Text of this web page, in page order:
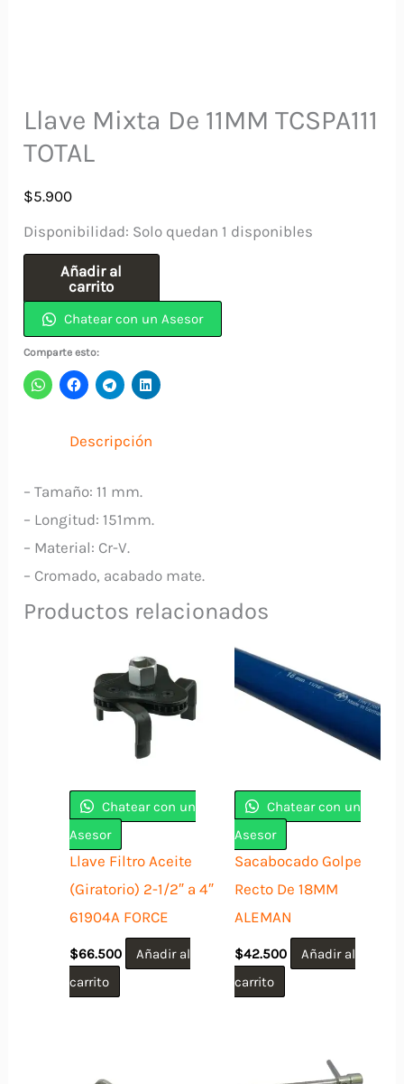
Llave Mixta De 11MM TCSPA111
TOTAL
$5.900
Disponibilidad: Solo quedan 1 disponibles
11MM
TCSPA111
cantidad
Añadir al
carrito
Chatear con un Asesor
Comparte esto:
Descripción
– Tamaño: 11 mm.
– Longitud: 151mm.
– Material: Cr-V.
– Cromado, acabado mate.
Productos relacionados
Chatear con un
Asesor
Llave Filtro Aceite
(Giratorio) 2-1/2″ a 4″
61904A FORCE
$66.500
Añadir al
carrito
Chatear con un
Asesor
Sacabocado Golpe
Recto De 18MM
ALEMAN
$42.500
Añadir al
carrito